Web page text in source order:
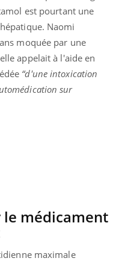
est pourtant une
Naomi
moquée par une
appelait à l'aide en
“d'une intoxication
sur
médicament
maximale